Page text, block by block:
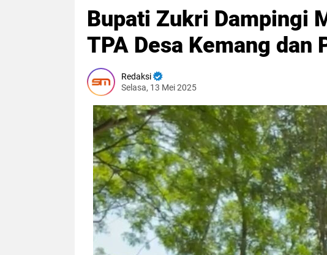
Bupati Zukri Dampingi
TPA Desa Kemang dan
Redaksi
Selasa, 13 Mei 2025